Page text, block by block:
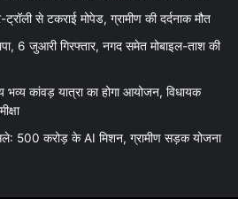
से टकराई मोपेड, ग्रामीण की दर्दनाक मौत
6 जुआरी गिरफ्तार, नगद समेत मोबाइल-ताश की
भव्य कांवड़ यात्रा का होगा आयोजन, विधायक
500 करोड़ के AI मिशन, ग्रामीण सड़क योजना